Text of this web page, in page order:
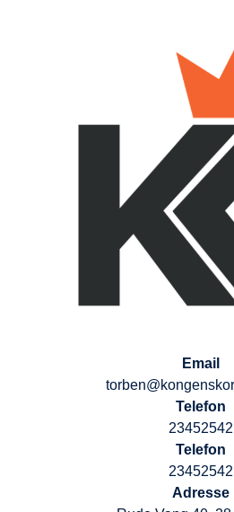
Email
Telefon
23452542
Telefon
23452542
Adresse